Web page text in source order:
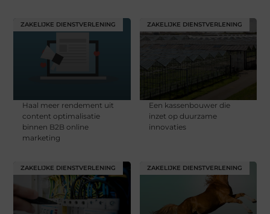
ZAKELIJKE DIENSTVERLENING
Haal meer rendement uit
content optimalisatie
binnen B2B online
marketing
ZAKELIJKE DIENSTVERLENING
Een kassenbouwer die
inzet op duurzame
innovaties
ZAKELIJKE DIENSTVERLENING ZAKELIJKE DIENSTVERLENING